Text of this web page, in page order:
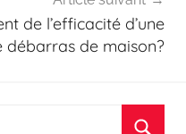
de l’efficacité d’une
débarras de maison?